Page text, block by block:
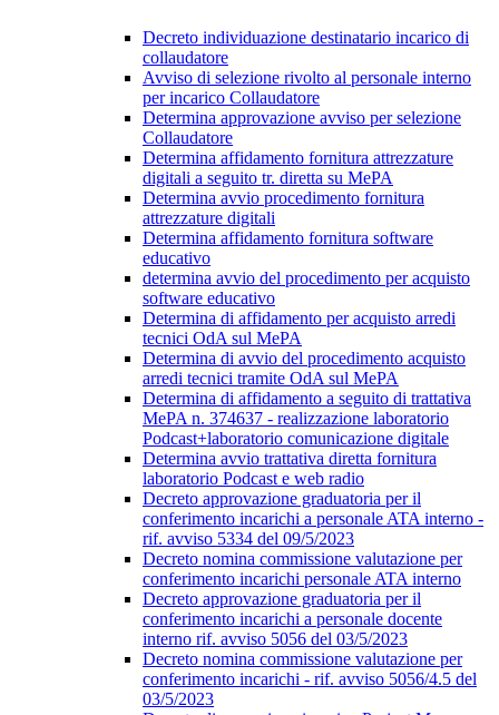
Decreto individuazione destinatario incarico di
collaudatore
Avviso di selezione rivolto al personale interno
per incarico Collaudatore
Determina approvazione avviso per selezione
Collaudatore
Determina affidamento fornitura attrezzature
digitali a seguito tr. diretta su MePA
Determina avvio procedimento fornitura
attrezzature digitali
Determina affidamento fornitura software
educativo
determina avvio del procedimento per acquisto
software educativo
Determina di affidamento per acquisto arredi
tecnici OdA sul MePA
Determina di avvio del procedimento acquisto
arredi tecnici tramite OdA sul MePA
Determina di affidamento a seguito di trattativa
MePA n. 374637 - realizzazione laboratorio
Podcast+laboratorio comunicazione digitale
Determina avvio trattativa diretta fornitura
laboratorio Podcast e web radio
Decreto approvazione graduatoria per il
conferimento incarichi a personale ATA interno -
rif. avviso 5334 del 09/5/2023
Decreto nomina commissione valutazione per
conferimento incarichi personale ATA interno
Decreto approvazione graduatoria per il
conferimento incarichi a personale docente
interno rif. avviso 5056 del 03/5/2023
Decreto nomina commissione valutazione per
conferimento incarichi - rif. avviso 5056/4.5 del
03/5/2023